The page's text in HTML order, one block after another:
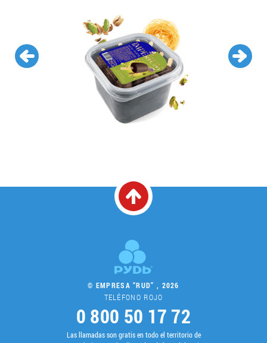
© EMPRESA “RUD” , 2026
TELÉFONO ROJO
0 800 50 17 72
Las llamadas son gratis en todo el territorio de